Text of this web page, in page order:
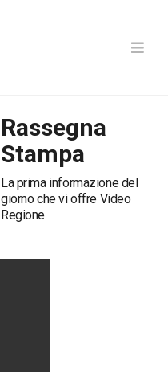
Rassegna
Stampa
La prima informazione del
giorno che vi offre Video
Regione